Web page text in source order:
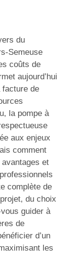
du
Semeuse
coûts de
aujourd’hui
de
la pompe à
aux enjeux
comment
et
complète de
du choix
guider à
de
d’un
les